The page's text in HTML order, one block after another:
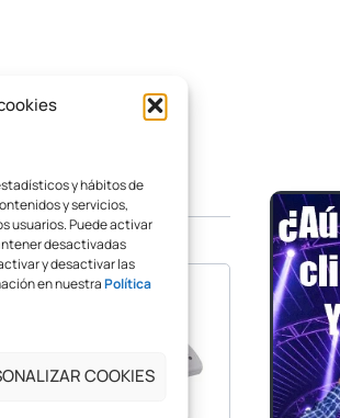
y hábitos de
y servicios,
usuarios. Puede activar
desactivadas
y desactivar las
en nuestraPolítica
COOKIES